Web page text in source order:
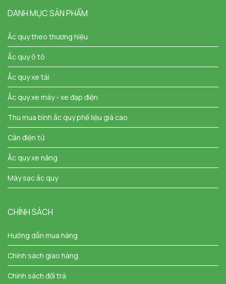
DANH MỤC SẢN PHẨM
Ắc quy theo thương hiệu
Ắc quy ô tô
Ắc quy xe tải
Ắc quy xe máy - xe đạp điện
Thu mua bình ắc quy phế liệu giá cao
Cân điện tử
Ắc quy xe nâng
Máy sạc ắc quy
CHÍNH SÁCH
Hướng dẫn mua hàng
Chính sách giao hàng
Chính sách đổi trả